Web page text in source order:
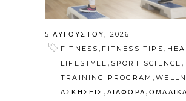
5 ΑΥΓΟΎΣΤΟΥ, 2026
FITNESS , FITNESS TIPS ,
LIFESTYLE , SPORT SCIENCE ,
TRAINING PROGRAM ,
ΑΣΚΗΣΕΙΣ , ΔΙΑΦΟΡΑ ,ΟΜΑΔΙΚΑ